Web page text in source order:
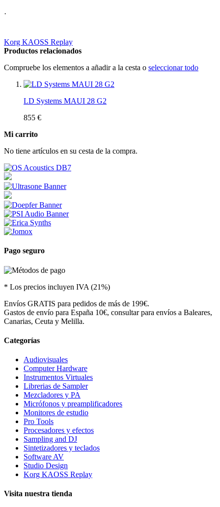
·
Korg KAOSS Replay
Productos relacionados
Compruebe los elementos a añadir a la cesta o seleccionar todo
LD Systems MAUI 28 G2
855 €
Mi carrito
No tiene artículos en su cesta de la compra.
Pago seguro
* Los precios incluyen IVA (21%)
Envíos GRATIS para pedidos de más de 199€.
Gastos de envío para España 10€, consultar para envíos a Baleares,
Canarias, Ceuta y Melilla.
Categorías
Audiovisuales
Computer Hardware
Instrumentos Virtuales
Librerias de Sampler
Mezcladores y PA
Micrófonos y preamplificadores
Monitores de estudio
Pro Tools
Procesadores y efectos
Sampling and DJ
Sintetizadores y teclados
Software AV
Studio Design
Korg KAOSS Replay
Visita nuestra tienda